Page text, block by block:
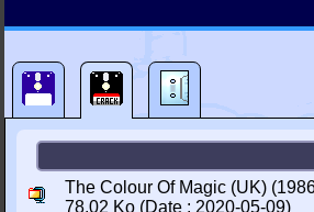
The Colour Of Magic (UK)
78.02 Ko (Date : 2020-05-09)